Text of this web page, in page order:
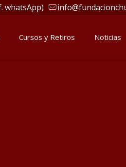
whatsApp)
Cursos y Retiros Noticias